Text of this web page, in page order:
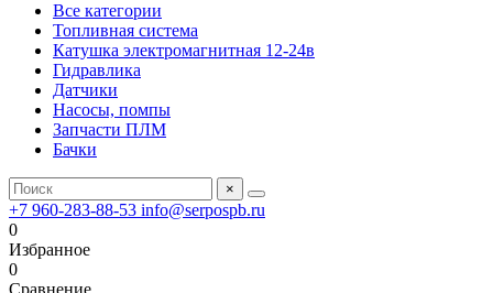
Все категории
Топливная система
Катушка электромагнитная 12-24в
Гидравлика
Датчики
Насосы, помпы
Запчасти ПЛМ
Бачки
×
+7 960-283-88-53 info@serpospb.ru
0
Избранное
0
Сравнение